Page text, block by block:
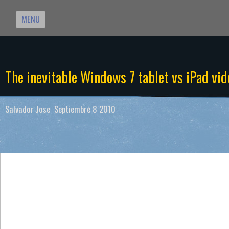
MENU
The inevitable Windows 7 tablet vs iPad
Salvador Jose Septiembre 8 2010